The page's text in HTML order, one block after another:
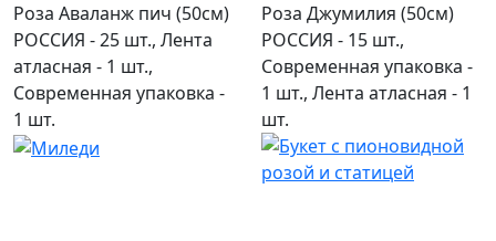
Роза Аваланж пич (50см)
РОССИЯ - 25 шт., Лента
атласная - 1 шт.,
Современная упаковка -
1 шт.
Роза Джумилия (50см)
РОССИЯ - 15 шт.,
Современная упаковка -
1 шт., Лента атласная - 1
шт.